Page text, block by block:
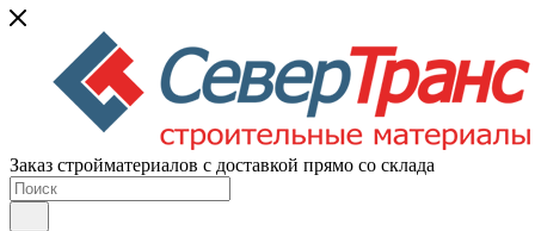
Заказ стройматериалов с доставкой прямо со склада